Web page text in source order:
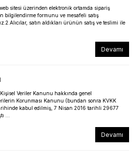
sitesi üzerinden elektronik ortamda sipariş
bilgilendirme formunu ve mesafeli satış
satın aldıkları ürünün satış ve teslimi ile
Devamı
Veriler Kanunu hakkında genel
Korunması Kanunu (bundan sonra KVKK
kabul edilmiş, 7 Nisan 2016 tarihli 29677
...
Devamı